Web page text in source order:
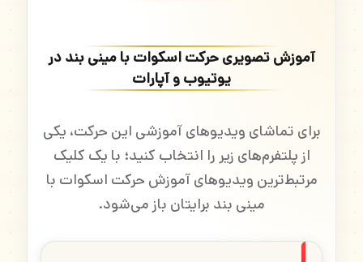
آموزش تصویری حرکت اسکوات با مینی بند در
یوتیوب و آپارات
برای تماشای ویدیوهای آموزشی این حرکت، یکی
از پلتفرم‌های زیر را انتخاب کنید؛ با یک کلیک
مرتبط‌ترین ویدیوهای آموزش حرکت اسکوات با
مینی بند برایتان باز می‌شود.